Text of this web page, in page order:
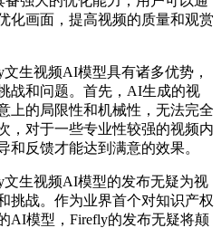
化画面，提高视频的质量和观赏
生视频AI模型具有诸多优势，
战和问题。首先，AI生成的视
上的局限性和机械性，无法完全
，对于一些专业性较强的视频内
和反馈才能达到满意的效果。
生视频AI模型的发布无疑为视
挑战。作为业界首个对知识产权
AI模型，Firefly的发布无疑将颠